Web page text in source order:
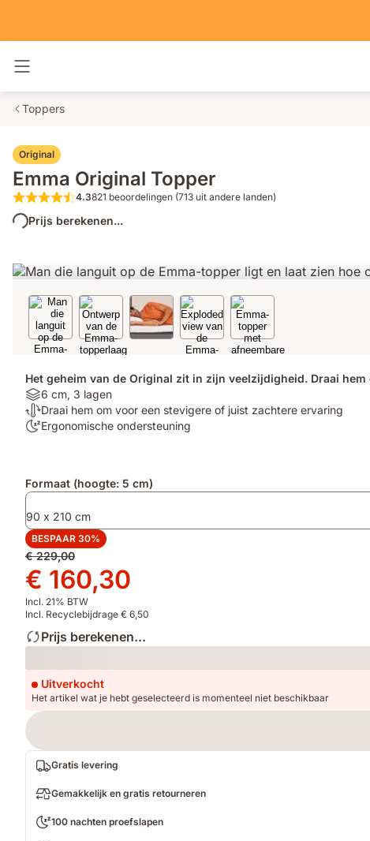
Toppers
Original
Emma Original Topper
4.3 van de 5 sterren 821 beoordelingen
4.3821 beoordelingen (713 uit andere landen)
Prijs berekenen...
Het geheim van de Original zit in zijn veelzijdigheid. Draai
Materials:
6
cm,
6 cm, 3 lagen
Temperatuurregulerend:
Draai
een
of
juist
zachtere
ervaring
Draai hem om voor een stevigere of juist zachtere ervaring
100
ondersteuning
Ergonomische ondersteuning
Extra
Formaat (hoogte: 5 cm)
90 x 210 cm
BESPAAR 30%
Oorspronkelijke
prijs
€ 229,00
€ 229,00
Prijs
€ 160,30
€ 160,30
Incl. 21% BTW
Incl. Recyclebijdrage € 6,50
Prijs berekenen...
Loading
Uitverkocht
Het artikel wat je hebt geselecteerd is momenteel niet beschikbaar
Gratis levering
Gemakkelijk en gratis retourneren
100 nachten proefslapen